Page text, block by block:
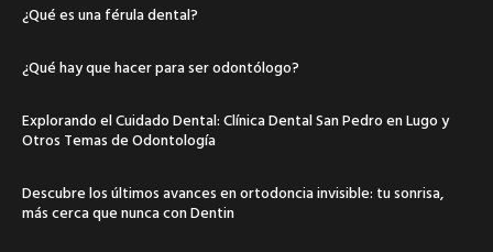
¿Qué es una férula dental?
¿Qué hay que hacer para ser odontólogo?
Explorando el Cuidado Dental: Clínica Dental San Pedro en Lugo y
Otros Temas de Odontología
Descubre los últimos avances en ortodoncia invisible: tu sonrisa,
más cerca que nunca con Dentin